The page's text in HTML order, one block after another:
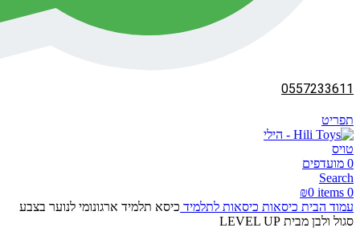
0557233611
תפריט
0 מועדפים
Search
0
items
₪0
עמוד הבית כיסאות כיסאות לתלמיד כיסא תלמיד ארגונומי לנוער בצבע
סגול ולבן מבית LEVEL UP